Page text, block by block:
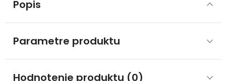
Popis
Parametre produktu
Hodnotenie produktu (0)